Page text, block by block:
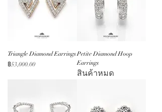
Triangle Diamond Earrings
ราคา
฿53,000.00
Petite Diamond Hoop
Earrings
สินค้าหมด